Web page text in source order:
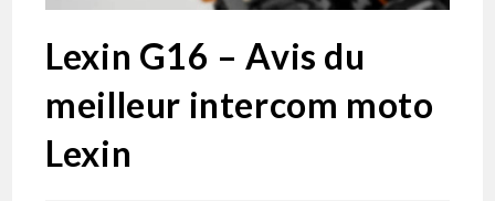
Lexin G16 – Avis du
meilleur intercom moto
Lexin